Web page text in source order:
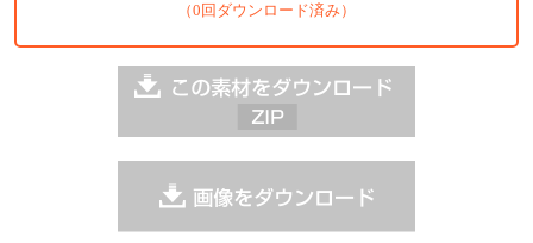
（0回ダウンロード済み）